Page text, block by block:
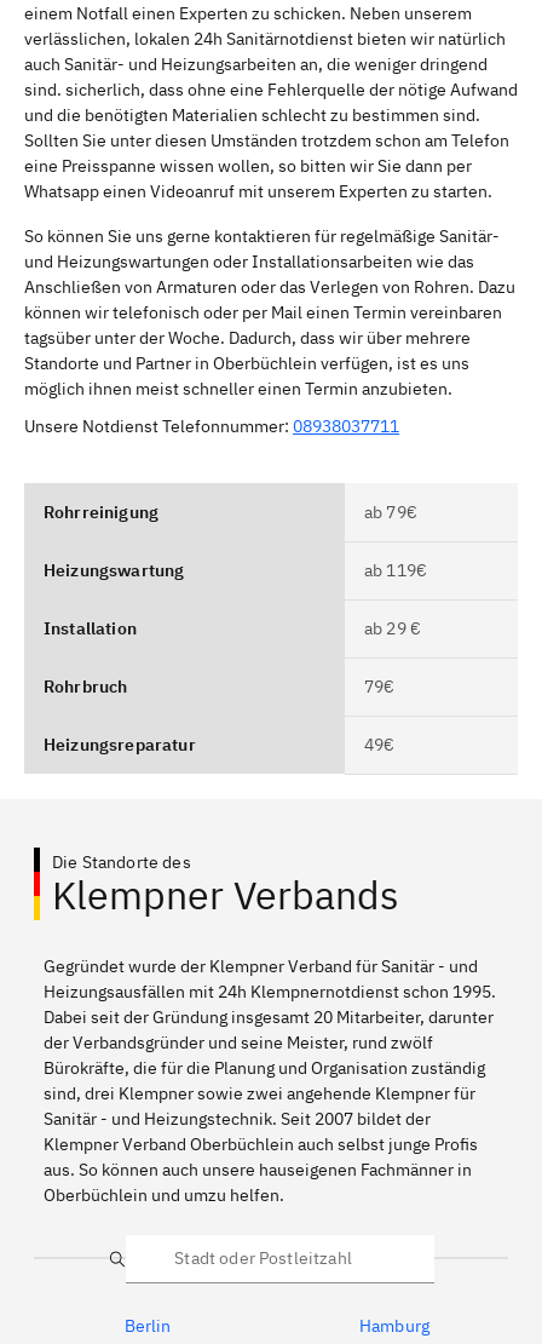
einem Notfall einen Experten zu schicken. Neben unserem
verlässlichen, lokalen 24h Sanitärnotdienst bieten wir natürlich
auch Sanitär- und Heizungsarbeiten an, die weniger dringend
sind. sicherlich, dass ohne eine Fehlerquelle der nötige Aufwand
und die benötigten Materialien schlecht zu bestimmen sind.
Sollten Sie unter diesen Umständen trotzdem schon am Telefon
eine Preisspanne wissen wollen, so bitten wir Sie dann per
Whatsapp einen Videoanruf mit unserem Experten zu starten.
So können Sie uns gerne kontaktieren für regelmäßige Sanitär-
und Heizungswartungen oder Installationsarbeiten wie das
Anschließen von Armaturen oder das Verlegen von Rohren. Dazu
können wir telefonisch oder per Mail einen Termin vereinbaren
tagsüber unter der Woche. Dadurch, dass wir über mehrere
Standorte und Partner in Oberbüchlein verfügen, ist es uns
möglich ihnen meist schneller einen Termin anzubieten.
Unsere Notdienst Telefonnummer: 08938037711
Rohrreinigung ab 79€
Heizungswartung ab 119€
Installation ab 29 €
Rohrbruch 79€
Heizungsreparatur 49€
Die Standorte des
Klempner Verbands
Gegründet wurde der Klempner Verband für Sanitär - und
Heizungsausfällen mit 24h Klempnernotdienst schon 1995.
Dabei seit der Gründung insgesamt 20 Mitarbeiter, darunter
der Verbandsgründer und seine Meister, rund zwölf
Bürokräfte, die für die Planung und Organisation zuständig
sind, drei Klempner sowie zwei angehende Klempner für
Sanitär - und Heizungstechnik. Seit 2007 bildet der
Klempner Verband Oberbüchlein auch selbst junge Profis
aus. So können auch unsere hauseigenen Fachmänner in
Oberbüchlein und umzu helfen.
Suche
Berlin Hamburg